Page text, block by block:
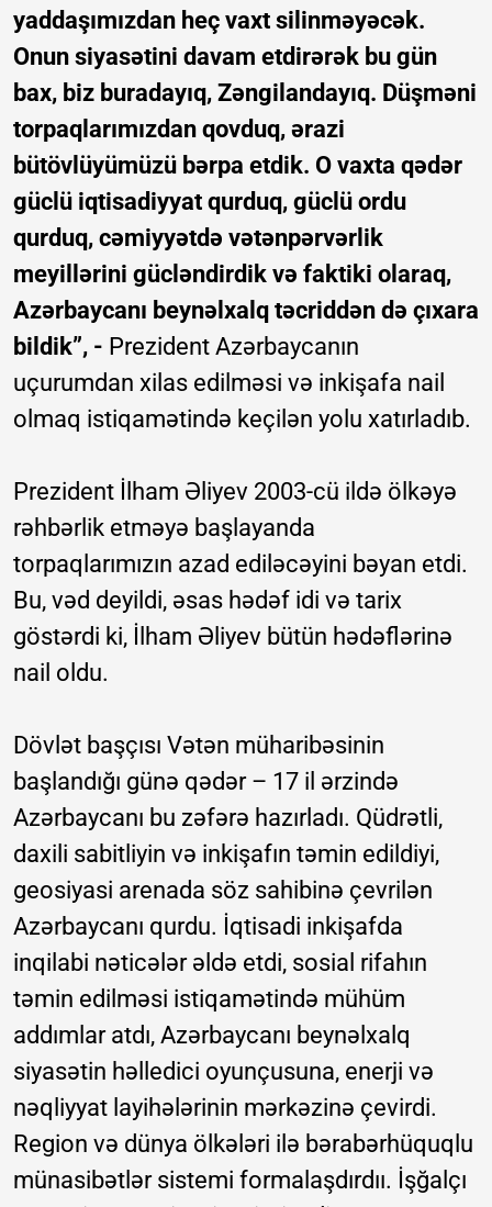
yaddaşımızdan heç vaxt silinməyəcək.
Onun siyasətini davam etdirərək bu gün
bax, biz buradayıq, Zəngilandayıq. Düşməni
torpaqlarımızdan qovduq, ərazi
bütövlüyümüzü bərpa etdik. O vaxta qədər
güclü iqtisadiyyat qurduq, güclü ordu
qurduq, cəmiyyətdə vətənpərvərlik
meyillərini gücləndirdik və faktiki olaraq,
Azərbaycanı beynəlxalq təcriddən də çıxara
bildik”, - Prezident Azərbaycanın
uçurumdan xilas edilməsi və inkişafa nail
olmaq istiqamətində keçilən yolu xatırladıb.
Prezident İlham Əliyev 2003-cü ildə ölkəyə
rəhbərlik etməyə başlayanda
torpaqlarımızın azad ediləcəyini bəyan etdi.
Bu, vəd deyildi, əsas hədəf idi və tarix
göstərdi ki, İlham Əliyev bütün hədəflərinə
nail oldu.
Dövlət başçısı Vətən müharibəsinin
başlandığı günə qədər – 17 il ərzində
Azərbaycanı bu zəfərə hazırladı. Qüdrətli,
daxili sabitliyin və inkişafın təmin edildiyi,
geosiyasi arenada söz sahibinə çevrilən
Azərbaycanı qurdu. İqtisadi inkişafda
inqilabi nəticələr əldə etdi, sosial rifahın
təmin edilməsi istiqamətində mühüm
addımlar atdı, Azərbaycanı beynəlxalq
siyasətin həlledici oyunçusuna, enerji və
nəqliyyat layihələrinin mərkəzinə çevirdi.
Region və dünya ölkələri ilə bərabərhüquqlu
münasibətlər sistemi formalaşdırdıı. İşğalçı